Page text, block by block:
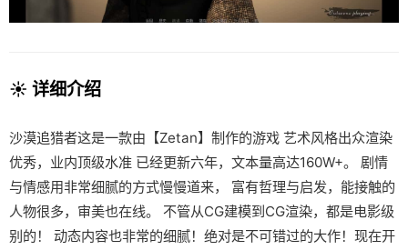
☀️ 详细介绍
沙漠追猎者这是一款由【Zetan】制作的游戏 艺术风格出众渲染
优秀，业内顶级水准 已经更新六年，文本量高达160W+。 剧情
与情感用非常细腻的方式慢慢道来， 富有哲理与启发，能接触的
人物很多，审美也在线。 不管从CG建模到CG渲染，都是电影级
别的！ 动态内容也非常的细腻！绝对是不可错过的大作！现在开